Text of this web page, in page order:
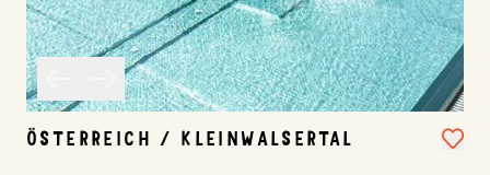
ÖSTERREICH / KLEINWALSERTAL